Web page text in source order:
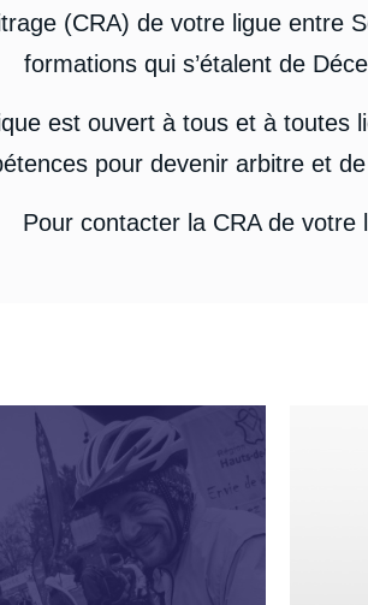
(CRA) de votre ligue
formations qui s’étalent de
est ouvert à tous et à toutes
pour devenir arbitre et
Pour contacter la CRA de votre